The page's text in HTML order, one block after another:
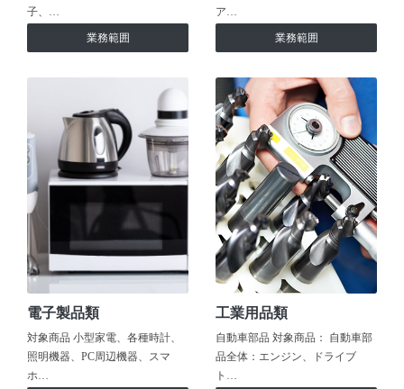
子、…
業務範囲
ア…
業務範囲
電子製品類
対象商品 小型家電、各種時計、
照明機器、PC周辺機器、スマ
ホ…
工業用品類
自動車部品 対象商品： 自動車部
品全体：エンジン、ドライブ
ト…